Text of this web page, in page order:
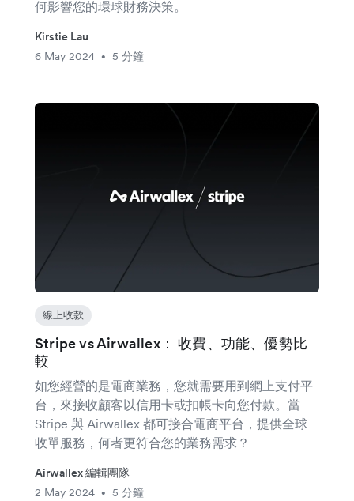
何影響您的環球財務決策。
Kirstie Lau
6 May 2024
• 5 分鐘
線上收款
Stripe vs Airwallex： 收費、功能、優勢比
較
如您經營的是電商業務，您就需要用到網上支付平
台，來接收顧客以信用卡或扣帳卡向您付款。當
Stripe 與 Airwallex 都可接合電商平台，提供全球
收單服務，何者更符合您的業務需求？
Airwallex 編輯團隊
2 May 2024
• 5 分鐘